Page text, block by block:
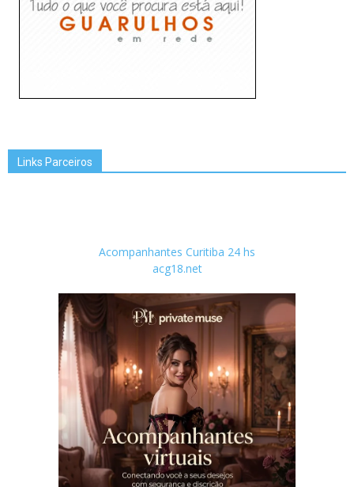
Links Parceiros
Acompanhantes Curitiba 24 hs
acg18.net